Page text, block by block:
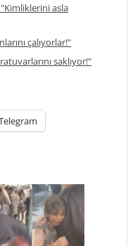
asla
çalıyorlar!"
saklıyor!"